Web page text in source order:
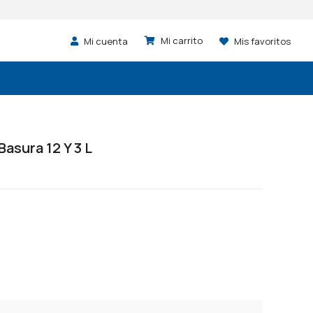
Mi cuenta Mis favoritos
12 Y 3 L